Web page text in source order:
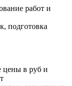
работ и
подготовка
цены в руб и